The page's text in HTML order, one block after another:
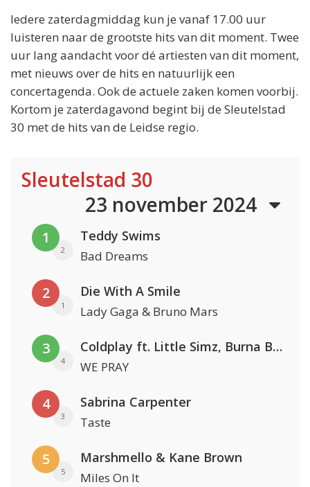
Iedere zaterdagmiddag kun je vanaf 17.00 uur
luisteren naar de grootste hits van dit moment. Twee
uur lang aandacht voor dé artiesten van dit moment,
met nieuws over de hits en natuurlijk een
concertagenda. Ook de actuele zaken komen voorbij.
Kortom je zaterdagavond begint bij de Sleutelstad
30 met de hits van de Leidse regio.
Sleutelstad 30
23 november 2024
1
2
Teddy Swims
Bad Dreams
2
1
Die With A Smile
Lady Gaga & Bruno Mars
3
4
Coldplay ft. Little Simz, Burna Boy, Elyanna & Tini
WE PRAY
4
3
Sabrina Carpenter
Taste
5
5
Marshmello & Kane Brown
Miles On It